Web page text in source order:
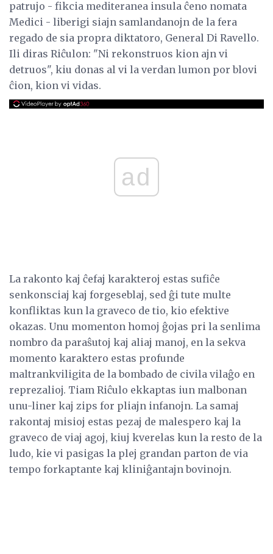
patrujo - fikcia mediteranea insula ĉeno nomata
Medici - liberigi siajn samlandanojn de la fera
regado de sia propra diktatoro, General Di Ravello.
Ili diras Riĉulon: "Ni rekonstruos kion ajn vi
detruos", kiu donas al vi la verdan lumon por blovi
ĉion, kion vi vidas.
ad
La rakonto kaj ĉefaj karakteroj estas sufiĉe
senkonsciaj kaj forgeseblaj, sed ĝi tute multe
konfliktas kun la graveco de tio, kio efektive
okazas. Unu momenton homoj ĝojas pri la senlima
nombro da paraŝutoj kaj aliaj manoj, en la sekva
momento karaktero estas profunde
maltrankviligita de la bombado de civila vilaĝo en
reprezalioj. Tiam Riĉulo ekkaptas iun malbonan
unu-liner kaj zips for pliajn infanojn. La samaj
rakontaj misioj estas pezaj de malespero kaj la
graveco de viaj agoj, kiuj kverelas kun la resto de la
ludo, kie vi pasigas la plej grandan parton de via
tempo forkaptante kaj kliniĝantajn bovinojn.